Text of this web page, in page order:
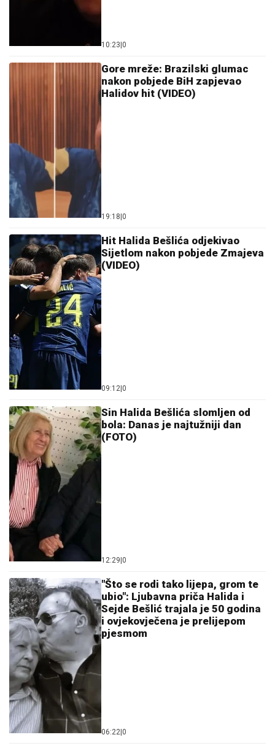
10:23 0
Gore mreže: Brazilski glumac
nakon pobjede BiH zapjevao
Halidov hit (VIDEO)
19:18 0
Hit Halida Bešlića odjekivao
Sijetlom nakon pobjede Zmajeva
(VIDEO)
09:12 0
Sin Halida Bešlića slomljen od
bola: Danas je najtužniji dan
(FOTO)
12:29 0
"Što se rodi tako lijepa, grom te
ubio": Ljubavna priča Halida i
Sejde Bešlić trajala je 50 godina
i ovjekovječena je prelijepom
pjesmom
06:22 0